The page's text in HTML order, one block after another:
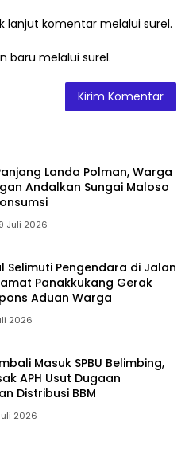
lanjut komentar melalui surel.
baru melalui surel.
Landa Polman, Warga
Andalkan Sungai Maloso
Juli 2026
Selimuti Pengendara di Jalan
Panakkukang Gerak
Aduan Warga
2026
Masuk SPBU Belimbing,
APH Usut Dugaan
Distribusi BBM
2026